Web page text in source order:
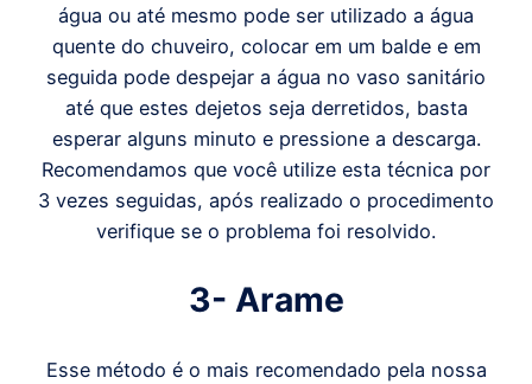
água ou até mesmo pode ser utilizado a água
quente do chuveiro, colocar em um balde e em
seguida pode despejar a água no vaso sanitário
até que estes dejetos seja derretidos, basta
esperar alguns minuto e pressione a descarga.
Recomendamos que você utilize esta técnica por
3 vezes seguidas, após realizado o procedimento
verifique se o problema foi resolvido.
3- Arame
Esse método é o mais recomendado pela nossa